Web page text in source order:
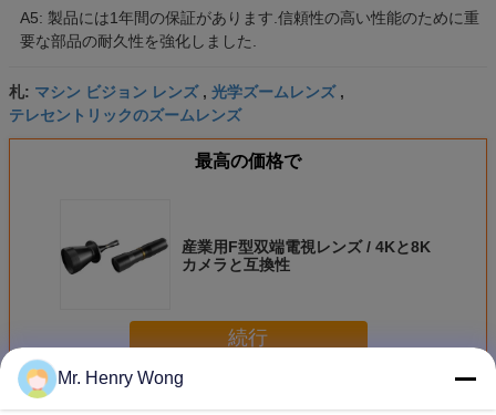
A5: 製品には1年間の保証があります.信頼性の高い性能のために重
要な部品の耐久性を強化しました.
札: マシン ビジョン レンズ, 光学ズームレンズ,
テレセントリックのズームレンズ
最高の価格で
産業用F型双端電視レンズ / 4Kと8K
カメラと互換性
続行
多く産業レンズ
Mr. Henry Wong